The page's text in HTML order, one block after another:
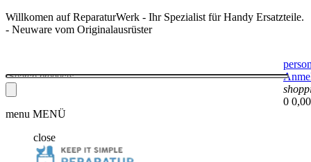
Willkomen auf ReparaturWerk - Ihr Spezialist für Handy Ersatzteile.
- Neuware vom Originalausrüster
0
menu MENÜ
close